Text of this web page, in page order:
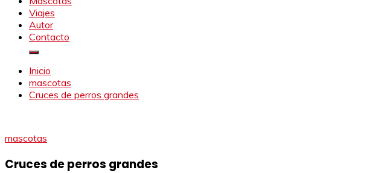
Viajes
Autor
Contacto
Inicio
mascotas
Cruces de perros grandes
mascotas
Cruces de perros grandes